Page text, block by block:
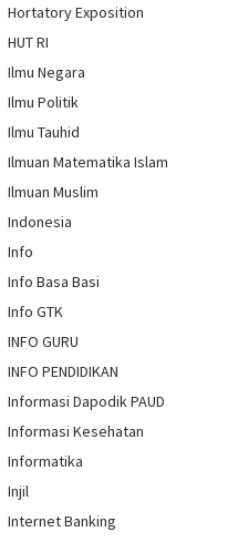
Hortatory Exposition
HUT RI
Ilmu Negara
Ilmu Politik
Ilmu Tauhid
Ilmuan Matematika Islam
Ilmuan Muslim
Indonesia
Info
Info Basa Basi
Info GTK
INFO GURU
INFO PENDIDIKAN
Informasi Dapodik PAUD
Informasi Kesehatan
Informatika
Injil
Internet Banking